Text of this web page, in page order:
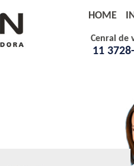
Cenral de
11
HOME